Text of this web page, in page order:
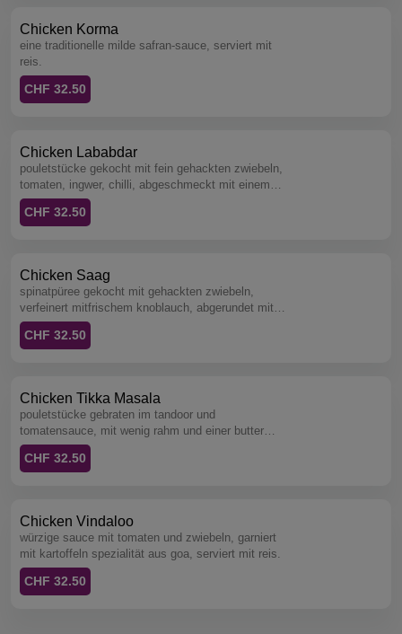
Chicken Korma
eine traditionelle milde safran-sauce, serviert mit
reis.
CHF 32.50
Chicken Lababdar
pouletstücke gekocht mit fein gehackten zwiebeln,
tomaten, ingwer, chilli, abgeschmeckt mit einem
hauch honig und rahm, serviert mit reis.
CHF 32.50
Chicken Saag
spinatpüree gekocht mit gehackten zwiebeln,
verfeinert mitfrischem knoblauch, abgerundet mit
rahm und bockshornkleeblättern, serviert mit reis.
CHF 32.50
Chicken Tikka Masala
pouletstücke gebraten im tandoor und
tomatensauce, mit wenig rahm und einer butter
spezialität des hauses, serviert mit reis.
CHF 32.50
Chicken Vindaloo
würzige sauce mit tomaten und zwiebeln, garniert
mit kartoffeln spezialität aus goa, serviert mit reis.
CHF 32.50